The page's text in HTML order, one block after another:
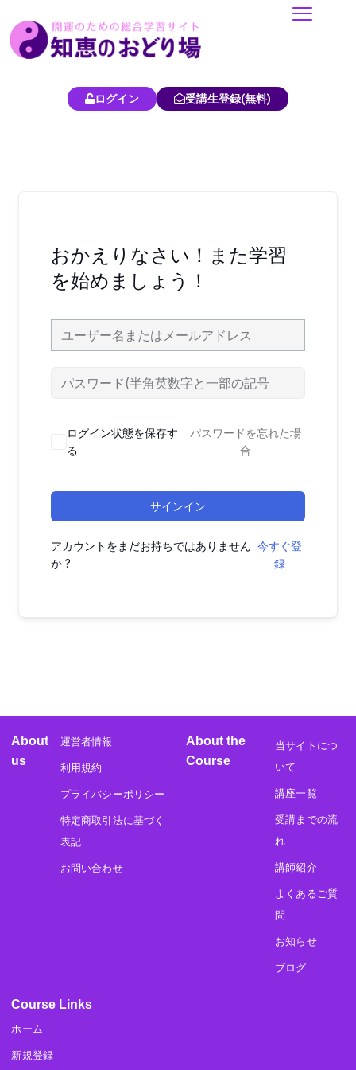
容
ログイン 受講生登録(無料)
おかえりなさい！また学習
を始めましょう！
ログイン状態を保存す
る
パスワードを忘れた場
合
サインイン
アカウントをまだお持ちではありません
か ?
今すぐ登
録
About
us
運営者情報
利用規約
プライバシーポリシー
特定商取引法に基づく
表記
お問い合わせ
About the
Course
当サイトにつ
いて
講座一覧
受講までの流
れ
講師紹介
よくあるご質
問
お知らせ
ブログ
Course Links
ホーム
新規登録